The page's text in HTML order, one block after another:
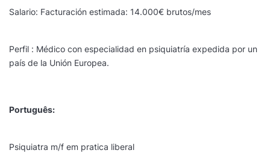
Salario: Facturación estimada: 14.000€ brutos/mes
Perfil : Médico con especialidad en psiquiatría expedida por un
país de la Unión Europea.
Português:
Psiquiatra m/f em pratica liberal